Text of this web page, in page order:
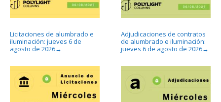
Licitaciones de alumbrado e
iluminación: jueves 6 de
agosto de 2026→
Adjudicaciones de contratos
de alumbrado e iluminación:
jueves 6 de agosto de 2026→